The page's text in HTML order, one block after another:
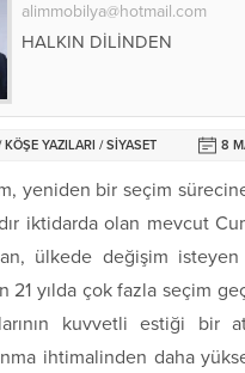
alimmobilya@hotmail.com
HALKIN DİLİNDEN
KÖŞE YAZILARI /SİYASET 8
yeniden bir seçim
iktidarda olan mevcut
ülkede değişim
21 yılda çok fazla seçim
kuvvetli estiği bir
ihtimalinden daha